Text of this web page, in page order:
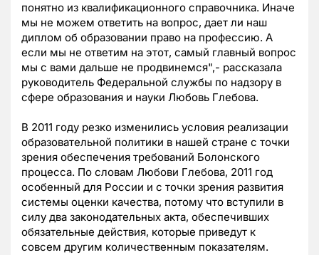
понятно из квалификационного справочника. Иначе
мы не можем ответить на вопрос, дает ли наш
диплом об образовании право на профессию. А
если мы не ответим на этот, самый главный вопрос
мы с вами дальше не продвинемся",- рассказала
руководитель Федеральной службы по надзору в
сфере образования и науки Любовь Глебова.
В 2011 году резко изменились условия реализации
образовательной политики в нашей стране с точки
зрения обеспечения требований Болонского
процесса. По словам Любови Глебова, 2011 год
особенный для России и с точки зрения развития
системы оценки качества, потому что вступили в
силу два законодательных акта, обеспечивших
обязательные действия, которые приведут к
совсем другим количественным показателям.